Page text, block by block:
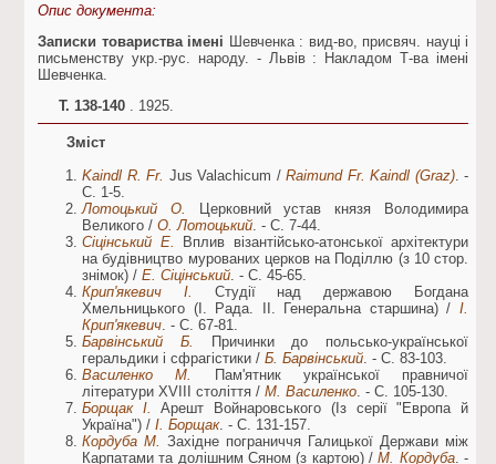
Опис документа:
Записки товариства імені Шевченка : вид-во, присвяч. науці і
письменству укр.-рус. народу. - Львів : Накладом Т-ва імені
Шевченка.
Т. 138-140 . 1925.
Зміст
Kaindl R. Fr. Jus Valachicum / Raimund Fr. Kaindl (Graz). -
С. 1-5.
Лотоцький О.
Церковний устав князя Володимира
Великого / О. Лотоцький. - С. 7-44.
Сіцінський Е. Вплив візантійсько-атонської архітектури
на будівництво мурованих церков на Поділлю (з 10 стор.
знімок) / Е. Сіцінський. - С. 45-65.
Крип'якевич І.
Студії над державою Богдана
Хмельницького (І. Рада. II. Генеральна старшина) / І.
Крип'якевич. - С. 67-81.
Барвінський Б.
Причинки до польсько-української
геральдики і сфрагістики / Б. Барвінський. - С. 83-103.
Василенко М.
Пам'ятник української правничої
літератури XVIII століття / М. Василенко. - С. 105-130.
Борщак І.
Арешт Войнаровського (Із серії "Европа й
Україна") / І. Борщак. - С. 131-157.
Кордуба М. Західне пограниччя Галицької Держави між
Карпатами та долішним Сяном (з картою) /М. Кордуба. -